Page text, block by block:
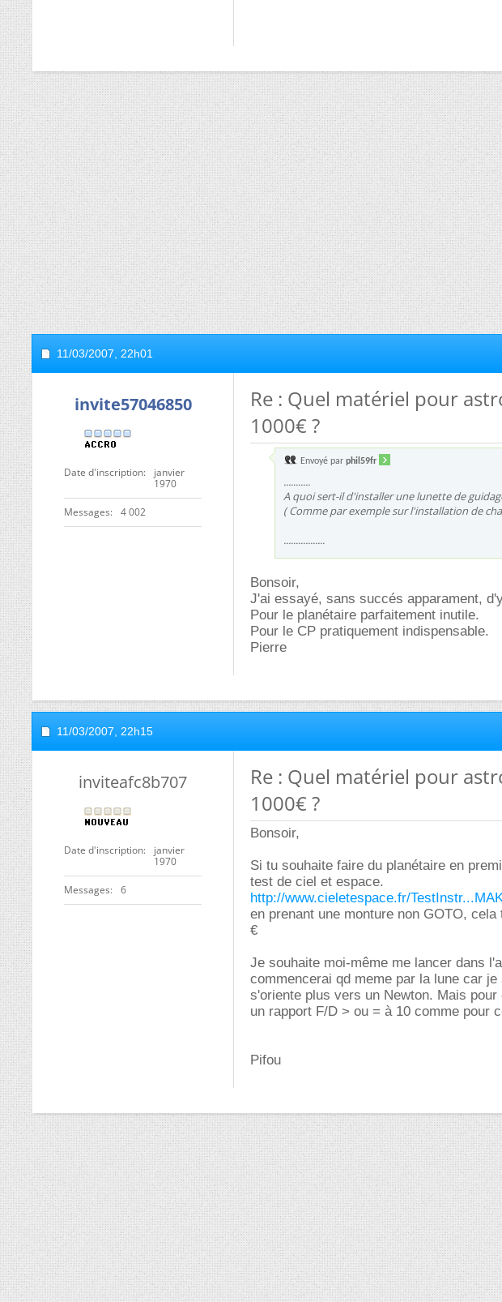
11/03/2007, 22h01
invite57046850
Date d'inscription
janvier
1970
Messages 4 002
Re : Quel matériel pour
1000€ ?
Envoyé par phil59fr
...........
A quoi sert-il d'installer une lunette de
( Comme par exemple sur l'installation de
.................
Bonsoir,
J'ai essayé, sans succés apparament,
Pour le planétaire parfaitement inutile.
Pour le CP pratiquement indispensable.
Pierre
11/03/2007, 22h15
inviteafc8b707
Date d'inscription
janvier
1970
Messages 6
Re : Quel matériel pour
1000€ ?
Bonsoir,
Si tu souhaite faire du planétaire en
test de ciel et espace.
http://www.cieletespace.fr/
en prenant une monture non GOTO,
Je souhaite moi-même me lancer dans
commencerai qd meme par la lune car
s'oriente plus vers un Newton. Mais
un rapport F/D > ou = à 10 comme pour
Pifou